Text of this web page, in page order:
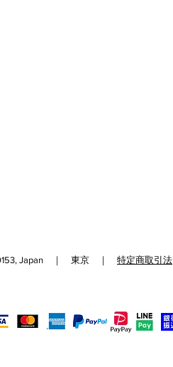
0153, Japan ｜ 東京 ｜ 特定商取引法